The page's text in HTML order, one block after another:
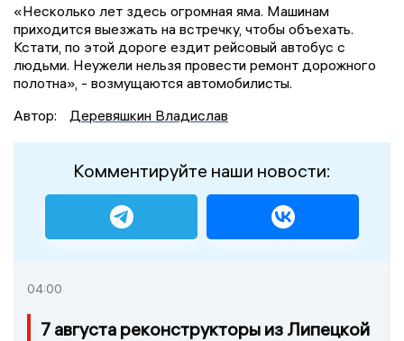
«Несколько лет здесь огромная яма. Машинам
приходится выезжать на встречку, чтобы объехать.
Кстати, по этой дороге ездит рейсовый автобус с
людьми. Неужели нельзя провести ремонт дорожного
полотна», - возмущаются автомобилисты.
Автор:
Деревяшкин Владислав
Комментируйте наши новости:
04:00
7 августа реконструкторы из Липецкой